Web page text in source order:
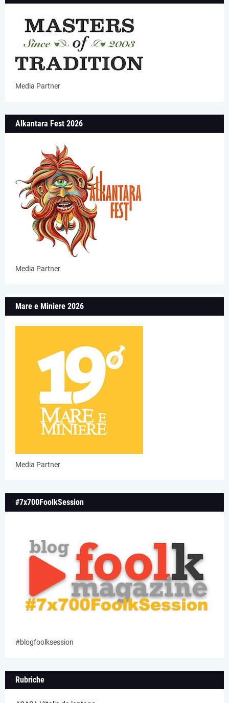
Media Partner
Alkantara Fest 2026
Media Partner
Mare e Miniere 2026
Media Partner
#7x700FoolkSession
#blogfoolksession
Rubriche